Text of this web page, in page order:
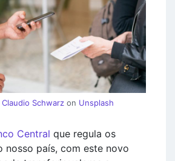
Claudio Schwarzon Unsplash
Central que regula os
nosso país, com este novo